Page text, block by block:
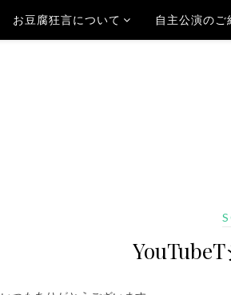
お豆腐狂言について 自主公演のご